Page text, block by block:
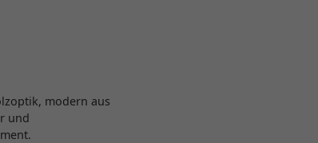
modern aus
und